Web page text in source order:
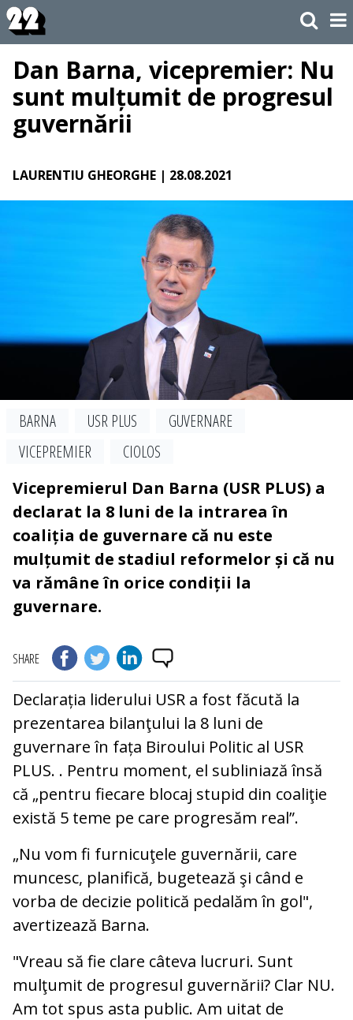
Dan Barna, vicepremier: Nu
sunt mulțumit de progresul
guvernării
LAURENTIU GHEORGHE | 28.08.2021
BARNA USR PLUS
GUVERNARE
VICEPREMIER
CIOLOS
Vicepremierul Dan Barna (USR PLUS) a
declarat la 8 luni de la intrarea în
coaliția de guvernare că nu este
mulțumit de stadiul reformelor și că nu
va rămâne în orice condiții la
guvernare.
SHARE
Declarația liderului USR a fost făcută la
prezentarea bilanţului la 8 luni de
guvernare în fața Biroului Politic al USR
PLUS. . Pentru moment, el subliniază însă
că „pentru fiecare blocaj stupid din coaliţie
există 5 teme pe care progresăm real”.
„Nu vom fi furnicuţele guvernării, care
muncesc, planifică, bugetează şi când e
vorba de decizie politică pedalăm în gol",
avertizează Barna.
"Vreau să fie clare câteva lucruri. Sunt
mulţumit de progresul guvernării? Clar NU.
Am tot spus asta public. Am uitat de